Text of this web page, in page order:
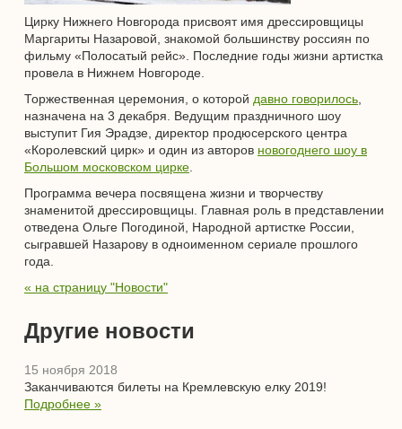
Цирку Нижнего Новгорода присвоят имя дрессировщицы
Маргариты Назаровой, знакомой большинству россиян по
фильму «Полосатый рейс». Последние годы жизни артистка
провела в Нижнем Новгороде.
Торжественная церемония, о которой давно говорилось
назначена на 3 декабря. Ведущим праздничного шоу
выступит Гия Эрадзе, директор продюсерского центра
«Королевский цирк» и один из авторов новогоднего шоу в
Большом московском цирке
Программа вечера посвящена жизни и творчеству
знаменитой дрессировщицы. Главная роль в представлении
отведена Ольге Погодиной, Народной артистке России,
сыгравшей Назарову в одноименном сериале прошлого
года.
« на страницу "Новости"
Другие новости
15 ноября 2018
Заканчиваются билеты на Кремлевскую елку 2019!
Подробнее »